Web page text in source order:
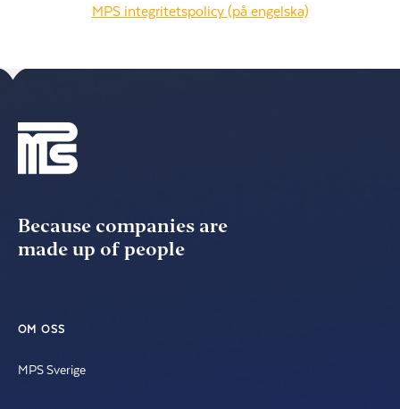
MPS integritetspolicy (på engelska)
Because companies are
made up of people
OM OSS
MPS Sverige